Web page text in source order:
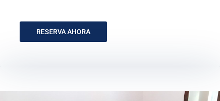
RESERVA AHORA